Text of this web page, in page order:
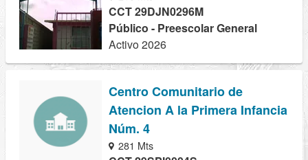
CCT 29DJN0296M
Público - Preescolar General
Activo 2026
Centro Comunitario de
Atencion A la Primera Infancia
Núm. 4
281 Mts